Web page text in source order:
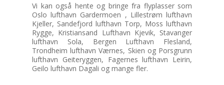
Vi kan også hente og bringe fra flyplasser som
Oslo lufthavn Gardermoen , Lillestrøm lufthavn
Kjeller, Sandefjord lufthavn Torp, Moss lufthavn
Rygge, Kristiansand Lufthavn Kjevik, Stavanger
lufthavn Sola, Bergen Lufthavn Flesland,
Trondheim lufthavn Værnes, Skien og Porsgrunn
lufthavn Geiteryggen, Fagernes lufthavn Leirin,
Geilo lufthavn Dagali og mange fler.